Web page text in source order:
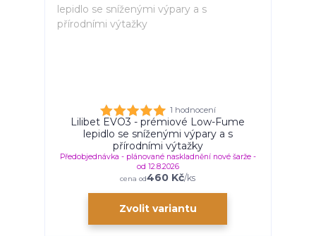
1 hodnocení
Lilibet EVO3 - prémiové Low-Fume
lepidlo se sníženými výpary a s
přírodními výtažky
cena od460 Kč/ks
Předobjednávka - plánované naskladnění nové šarže -
od 12.8.2026
Zvolit variantu